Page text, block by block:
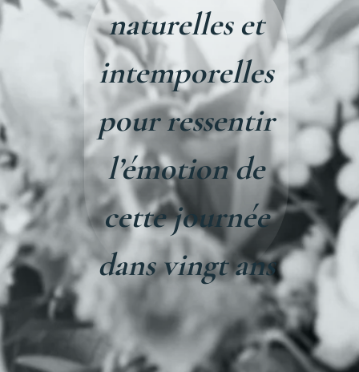
naturelles et
intemporelles
pour ressentir
l’émotion de
cette journée
dans vingt ans